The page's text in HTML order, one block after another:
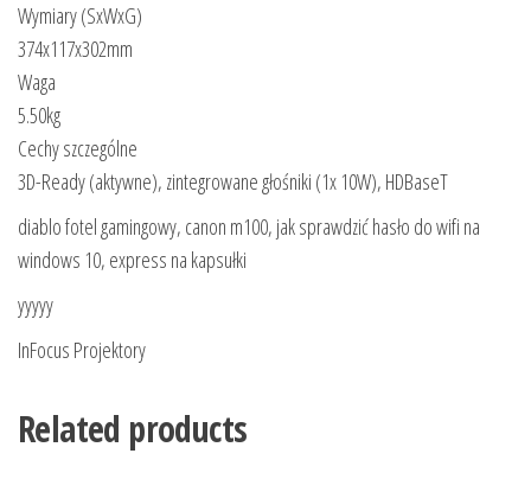
Wymiary (SxWxG)
374x117x302mm
Waga
5.50kg
Cechy szczególne
3D-Ready (aktywne), zintegrowane głośniki (1x 10W), HDBaseT
diablo fotel gamingowy, canon m100, jak sprawdzić hasło do wifi na
windows 10, express na kapsułki
yyyyy
InFocus Projektory
Related products